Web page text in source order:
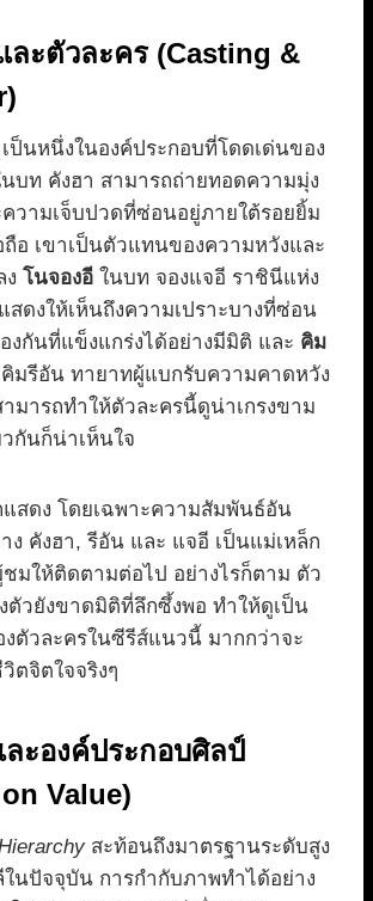
ละตัวละคร (Casting &
ป็นหนึ่งในองค์ประกอบที่โดดเด่นของ
นบท คังฮา สามารถถ่ายทอดความมุ่ง
วามเจ็บปวดที่ซ่อนอยู่ภายใต้รอยยิ้ม
ถือ เขาเป็นตัวแทนของความหวังและ
ง โนจองอี ในบท จองแจอี ราชินีแห่ง
สดงให้เห็นถึงความเปราะบางที่ซ่อน
งกันที่แข็งแกร่งได้อย่างมีมิติ และ คิม
มรีอัน ทายาทผู้แบกรับความคาดหวัง
มารถทำให้ตัวละครนี้ดูน่าเกรงขาม
กันก็น่าเห็นใจ
แสดง โดยเฉพาะความสัมพันธ์อัน
ง คังฮา, รีอัน และ แจอี เป็นแม่เหล็ก
มให้ติดตามต่อไป อย่างไรก็ตาม ตัว
ตัวยังขาดมิติที่ลึกซึ้งพอ ทำให้ดูเป็น
งตัวละครในซีรีส์แนวนี้ มากกว่าจะ
ตจิตใจจริงๆ
ละองค์ประกอบศิลป์
Value)
สะท้อนถึงมาตรฐานระดับสูง
ในปัจจุบัน การกำกับภาพทำได้อย่าง